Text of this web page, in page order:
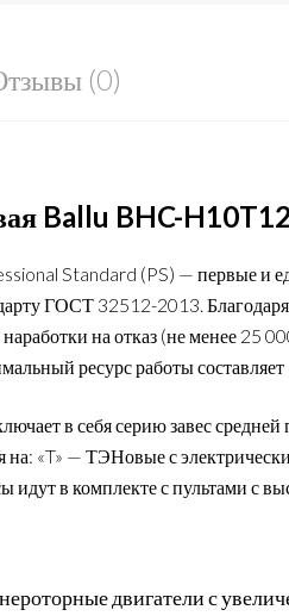
(0)
Ballu BHC-
Standard (PS) — первые и
ГОСТ 32512-2013.
на отказ (не менее 25
ресурс работы составляет
в себя серию завес
на: «T» — ТЭНовые с
идут в комплекте с пультами с
двигатели с